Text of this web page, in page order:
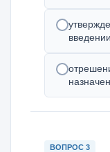
ВОПРОС 3